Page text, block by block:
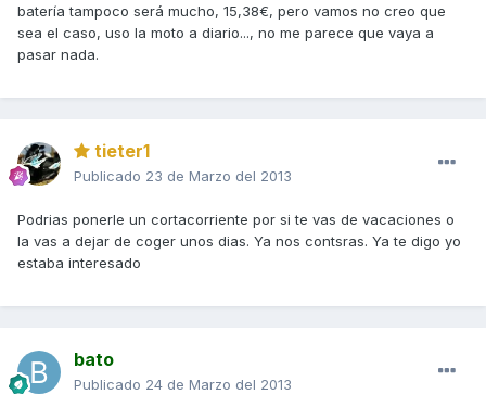
batería tampoco será mucho, 15,38€, pero vamos no creo que
sea el caso, uso la moto a diario..., no me parece que vaya a
pasar nada.
tieter1
Publicado 23 de Marzo del 2013
Podrias ponerle un cortacorriente por si te vas de vacaciones o
la vas a dejar de coger unos dias. Ya nos contsras. Ya te digo yo
estaba interesado
bato
Publicado 24 de Marzo del 2013